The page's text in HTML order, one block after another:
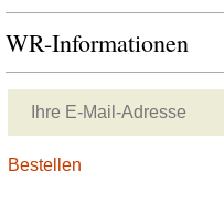
WR-Informationen